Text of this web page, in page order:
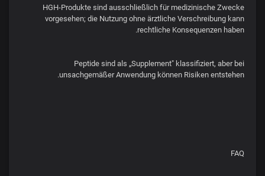
HGH-Produkte sind ausschließlich für medizinische Zwecke
vorgesehen; die Nutzung ohne ärztliche Verschreibung kann
rechtliche Konsequenzen haben.
Peptide sind als „Supplement" klassifiziert, aber bei
unsachgemäßer Anwendung können Risiken entstehen.
FAQ